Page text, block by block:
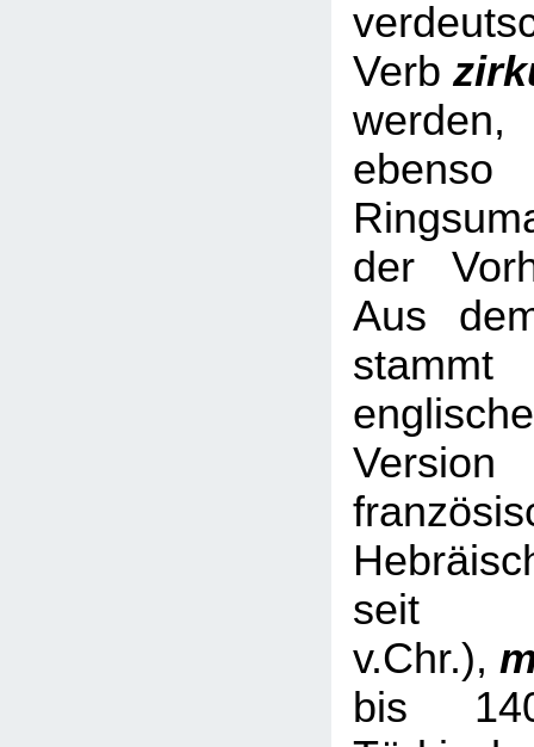
Verb
der
Aus
englische
v.Chr.),
bis